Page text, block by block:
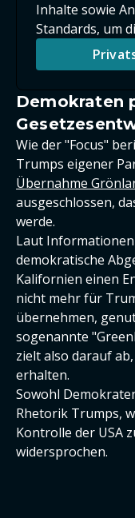
Inhalte sowie
Standards, um
Demokraten
Wie der "Focus"
Trumps eigener
Übernahme
ausgeschlossen,
werde.
Laut
demokratische
Kalifornien einen
nicht mehr für
übernehmen,
sogenannte
zielt also darauf
erhalten.
Sowohl
Rhetorik Trumps,
Kontrolle der USA
widersprochen.